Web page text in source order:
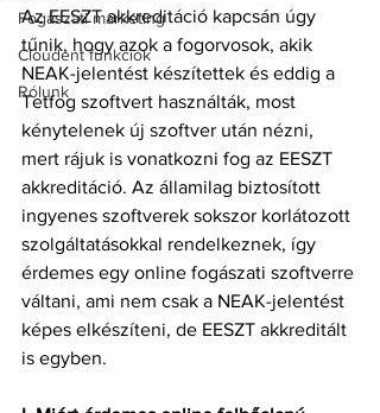
Fogászati marketing
Cloudent funkciók
Rólunk
Az EESZT akkreditáció kapcsán úgy
tűnik, hogy azok a fogorvosok, akik
NEAK-jelentést készítettek és eddig a
Tetfog szoftvert használták, most
kénytelenek új szoftver után nézni,
mert rájuk is vonatkozni fog az EESZT
akkreditáció. Az államilag biztosított
ingyenes szoftverek sokszor korlátozott
szolgáltatásokkal rendelkeznek, így
érdemes egy online fogászati szoftverre
váltani, ami nem csak a NEAK-jelentést
képes elkészíteni, de EESZT akkreditált
is egyben.